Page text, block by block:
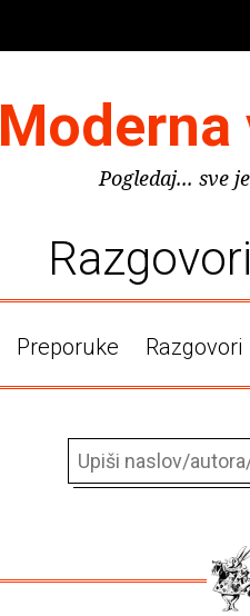
Moderna
Pogledaj... sve
Razgovori
Preporuke Razgovori